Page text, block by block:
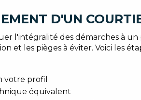
D'UN
l'intégralité des démarches à un
les pièges à éviter. Voici les
votre profil
équivalent